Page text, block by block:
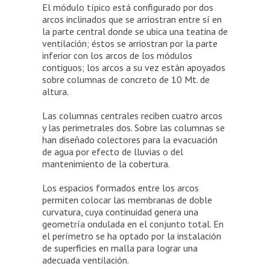
El módulo típico está configurado por dos
arcos inclinados que se arriostran entre sí en
la parte central donde se ubica una teatina de
ventilación; éstos se arriostran por la parte
inferior con los arcos de los módulos
contiguos; los arcos a su vez están apoyados
sobre columnas de concreto de 10 Mt. de
altura.
Las columnas centrales reciben cuatro arcos
y las perimetrales dos. Sobre las columnas se
han diseñado colectores para la evacuación
de agua por efecto de lluvias o del
mantenimiento de la cobertura.
Los espacios formados entre los arcos
permiten colocar las membranas de doble
curvatura, cuya continuidad genera una
geometría ondulada en el conjunto total. En
el perímetro se ha optado por la instalación
de superficies en malla para lograr una
adecuada ventilación.